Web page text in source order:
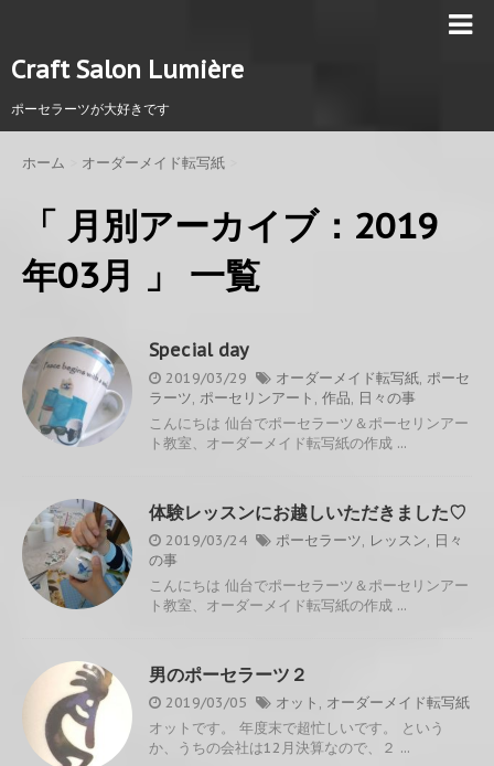
Craft Salon Lumière
ポーセラーツが大好きです
ホーム オーダーメイド転写紙
「 月別アーカイブ：2019
年03月 」 一覧
Special day
2019/03/29 オーダーメイド転写紙, ポーセ
ラーツ, ポーセリンアート , 作品, 日々の事
こんにちは 仙台でポーセラーツ＆ポーセリンアー
ト教室、オーダーメイド転写紙の作成 ...
体験レッスンにお越しいただきました♡
2019/03/24 ポーセラーツ, レッスン, 日々
の事
こんにちは 仙台でポーセラーツ＆ポーセリンアー
ト教室、オーダーメイド転写紙の作成 ...
男のポーセラーツ２
2019/03/05 オット , オーダーメイド転写紙
オットです。 年度末で超忙しいです。 という
か、うちの会社は12月決算なので、２ ...